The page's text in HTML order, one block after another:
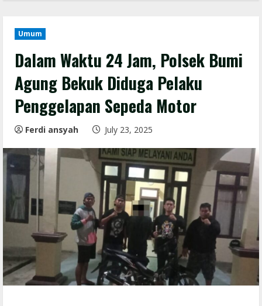
Umum
Dalam Waktu 24 Jam, Polsek Bumi
Agung Bekuk Diduga Pelaku
Penggelapan Sepeda Motor
Ferdi ansyah July 23, 2025